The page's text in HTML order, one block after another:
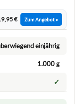
€ Zum Angebot »
einjährig
1.000 g
✓